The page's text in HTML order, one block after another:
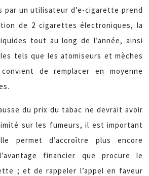
par un utilisateur d’e-cigarette prend
de 2 cigarettes électroniques, la
tout au long de l’année, ainsi
tels que les atomiseurs et mèches
convient de remplacer en moyenne
du prix du tabac ne devrait avoir
sur les fumeurs, il est important
permet d’accroître plus encore
financier que procure le
; et de rappeler l’appel en faveur